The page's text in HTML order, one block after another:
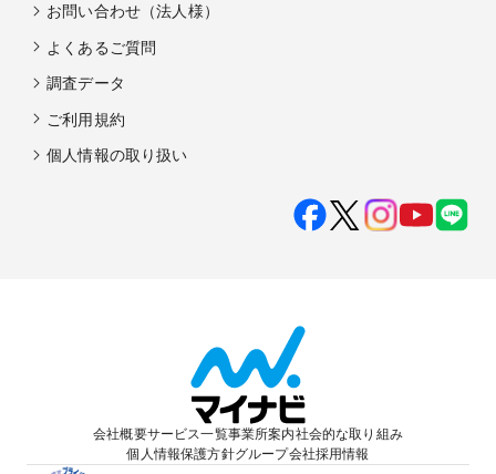
お問い合わせ（法人様）
よくあるご質問
調査データ
ご利用規約
個人情報の取り扱い
会社概要サービス一覧事業所案内社会的な取り組み
個人情報保護方針グループ会社採用情報